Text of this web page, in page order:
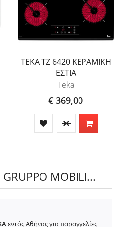
TEKA TZ 6420 ΚΕΡΑΜΙΚΗ
ΕΣΤΙΑ
Teka
€ 369,00
MOBILI...
εντός Αθήνας για παραγγελίες